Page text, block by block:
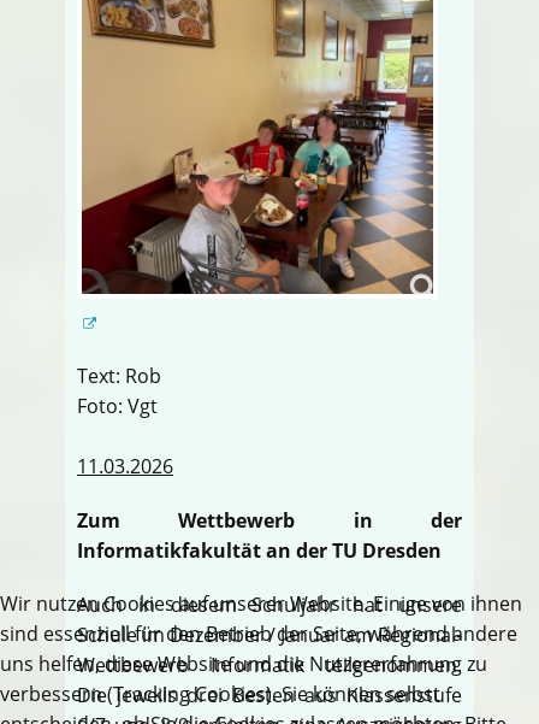
Text: Rob
Foto: Vgt
11.03.2026
Zum Wettbewerb in der
Informatikfakultät an der TU Dresden
Auch in diesem Schuljahr hat unsere
Schule im Dezember / Januar am Regional-
Wettbewerb Informatik teilgenommen.
Die jeweils drei Besten aus Klassenstufe
Wir nutzen Cookies auf unserer Website. Einige von ihnen
sind essenziell für den Betrieb der Seite, während andere
uns helfen, diese Website und die Nutzererfahrung zu
verbessern (Tracking Cookies). Sie können selbst